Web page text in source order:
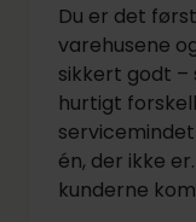
Du er det
varehusene
sikkert godt
hurtigt
én, der ikke
kunderne